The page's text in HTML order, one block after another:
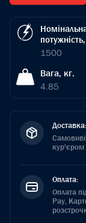
1500
Вага, кг.
4.85
Доставка:
кур'єром
Оплата:
Оплата
Pay,